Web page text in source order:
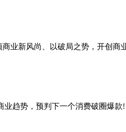
业新风尚、以破局之势，开创商
业趋势，预判下一个消费破圈爆款!